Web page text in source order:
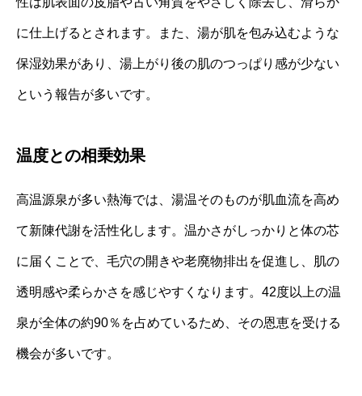
に仕上げるとされます。また、湯が肌を包み込むような
保湿効果があり、湯上がり後の肌のつっぱり感が少ない
という報告が多いです。
温度との相乗効果
高温源泉が多い熱海では、湯温そのものが肌血流を高め
て新陳代謝を活性化します。温かさがしっかりと体の芯
に届くことで、毛穴の開きや老廃物排出を促進し、肌の
透明感や柔らかさを感じやすくなります。42度以上の温
泉が全体の約90％を占めているため、その恩恵を受ける
機会が多いです。